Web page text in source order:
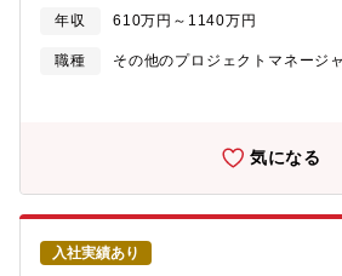
ビリティ分野で培ってきたアクチュエーシ
ボティクス領域においても技術開発を進め
型ロボットや次世代車載アクチュエータに
ドウェアを融合させた新しい価値創造に向
す。【業務のやりがい】まずは人型ロボッ
タの知能化といった注目が集まる領域で新
発を進めるチームに参画していただきます
ってきた高い品質と信頼性を持つ製品群を
自身のアイデアをもとに事業提案や技術開
ションです。既存の枠にとらわれず新しい
年収 610万円～1140万円
職種
その他のプロジェクトマネージ
気になる
入社実績あり